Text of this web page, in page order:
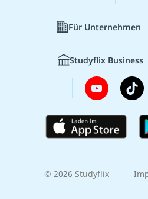
Für Unternehmen
Studyflix Business
© 2026 Studyflix